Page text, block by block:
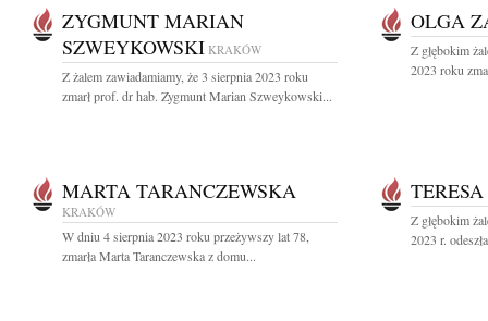
ZYGMUNT MARIAN
SZWEYKOWSKI KRAKÓW
Z żalem zawiadamiamy, że 3 sierpnia 2023 roku
zmarł prof. dr hab. Zygmunt Marian Szweykowski...
OLGA
Z głębokim
2023 roku
MARTA TARANCZEWSKA
KRAKÓW
W dniu 4 sierpnia 2023 roku przeżywszy lat 78,
zmarła Marta Taranczewska z domu...
Z głębokim
2023 r.